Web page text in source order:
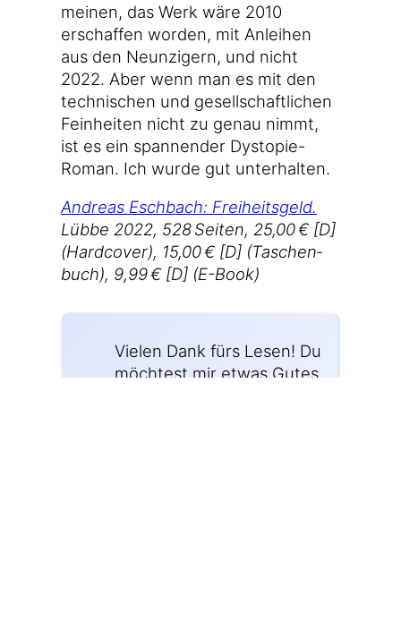
mei­nen, das Werk wäre 2010
erschaf­fen wor­den, mit Anlei­hen
aus den Neun­zi­gern, und nicht
2022. Aber wenn man es mit den
tech­ni­schen und gesell­schaft­li­chen
Fein­hei­ten nicht zu genau nimmt,
ist es ein span­nen­der Dystopie-
Roman. Ich wur­de gut unterhalten.
Andre­as Esch­bach: Frei­heits­geld.
Lüb­be 2022, 528 Sei­ten, 25,00 € [D]
(Hard­co­ver), 15,00 € [D] (Taschen­
buch), 9,99 € [D] (E-Book)
Vie­len Dank fürs Lesen! Du
möch­test mir etwas Gutes